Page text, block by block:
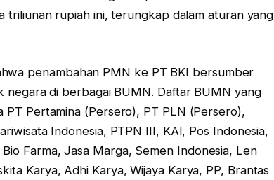
triliunan rupiah ini, terungkap dalam aturan yang
penambahan PMN ke PT BKI bersumber
negara di berbagai BUMN. Daftar BUMN yang
Pertamina (Persero), PT PLN (Persero),
Indonesia, PTPN III, KAI, Pos Indonesia,
Farma, Jasa Marga, Semen Indonesia, Len
Karya, Adhi Karya, Wijaya Karya, PP, Brantas